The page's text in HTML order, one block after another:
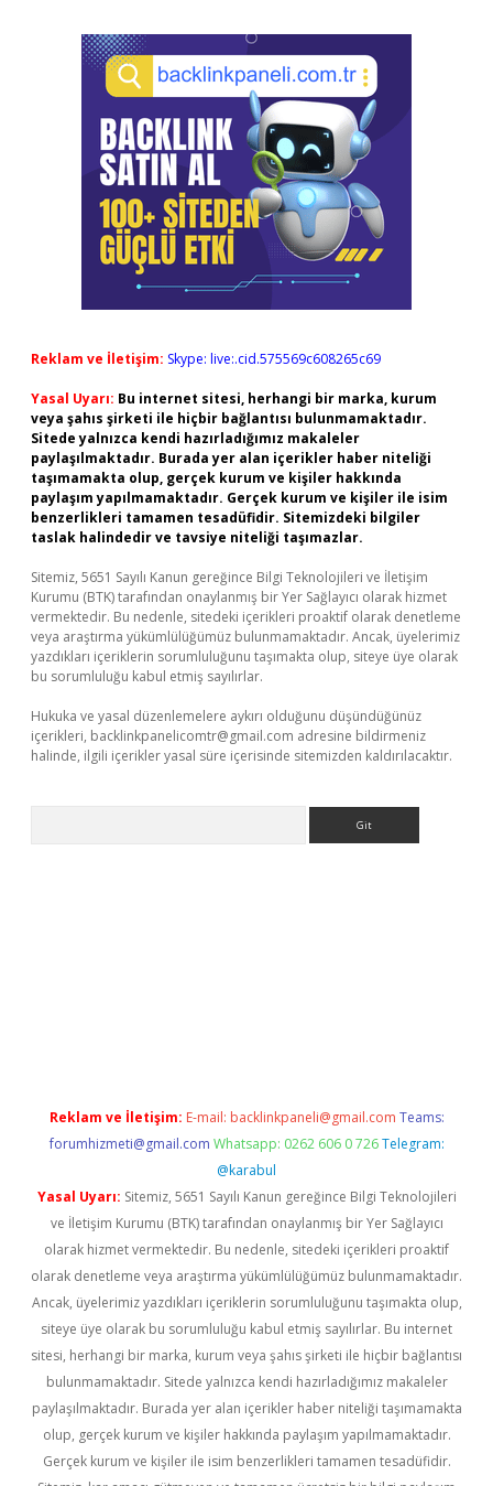
Reklam ve İletişim: Skype: live:.cid.575569c608265c69
Yasal Uyarı: Bu internet sitesi, herhangi bir marka, kurum
veya şahıs şirketi ile hiçbir bağlantısı bulunmamaktadır.
Sitede yalnızca kendi hazırladığımız makaleler
paylaşılmaktadır. Burada yer alan içerikler haber niteliği
taşımamakta olup, gerçek kurum ve kişiler hakkında
paylaşım yapılmamaktadır. Gerçek kurum ve kişiler ile isim
benzerlikleri tamamen tesadüfidir. Sitemizdeki bilgiler
taslak halindedir ve tavsiye niteliği taşımazlar.
Sitemiz, 5651 Sayılı Kanun gereğince Bilgi Teknolojileri ve İletişim
Kurumu (BTK) tarafından onaylanmış bir Yer Sağlayıcı olarak hizmet
vermektedir. Bu nedenle, sitedeki içerikleri proaktif olarak denetleme
veya araştırma yükümlülüğümüz bulunmamaktadır. Ancak, üyelerimiz
yazdıkları içeriklerin sorumluluğunu taşımakta olup, siteye üye olarak
bu sorumluluğu kabul etmiş sayılırlar.
Hukuka ve yasal düzenlemelere aykırı olduğunu düşündüğünüz
içerikleri, backlinkpanelicomtr@gmail.com adresine bildirmeniz
halinde, ilgili içerikler yasal süre içerisinde sitemizden kaldırılacaktır.
Reklam ve İletişim: E-mail: backlinkpaneli@gmail.com Teams:
forumhizmeti@gmail.com Whatsapp: 0262 606 0 726 Telegram:
@karabul
Yasal Uyarı: Sitemiz, 5651 Sayılı Kanun gereğince Bilgi Teknolojileri
ve İletişim Kurumu (BTK) tarafından onaylanmış bir Yer Sağlayıcı
olarak hizmet vermektedir. Bu nedenle, sitedeki içerikleri proaktif
olarak denetleme veya araştırma yükümlülüğümüz bulunmamaktadır.
Ancak, üyelerimiz yazdıkları içeriklerin sorumluluğunu taşımakta olup,
siteye üye olarak bu sorumluluğu kabul etmiş sayılırlar. Bu internet
sitesi, herhangi bir marka, kurum veya şahıs şirketi ile hiçbir bağlantısı
bulunmamaktadır. Sitede yalnızca kendi hazırladığımız makaleler
paylaşılmaktadır. Burada yer alan içerikler haber niteliği taşımamakta
olup, gerçek kurum ve kişiler hakkında paylaşım yapılmamaktadır.
Gerçek kurum ve kişiler ile isim benzerlikleri tamamen tesadüfidir.